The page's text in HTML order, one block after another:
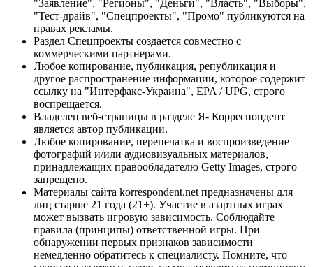
"Заявление", "Регионы", "Деньги", "Власть", "Выборы",
"Тест-драйв", "Спецпроекты", "Промо" публикуются на
правах рекламы.
Раздел Спецпроекты создается совместно с
коммерческими партнерами.
Любое копирование, публикация, републикация и
другое распространение информации, которое содержит
ссылку на "Интерфакс-Украина", EPA / UPG, строго
воспрещается.
Владелец веб-страницы в разделе Я- Корреспондент
является автор публикации.
Любое копирование, перепечатка и воспроизведение
фотографий и/или аудиовизуальных материалов,
принадлежащих правообладателю Getty Images, строго
запрещено.
Материалы сайта korrespondent.net предназначены для
лиц старше 21 года (21+). Участие в азартных играх
может вызвать игровую зависимость. Соблюдайте
правила (принципы) ответственной игры. При
обнаружении первых признаков зависимости
немедленно обратитесь к специалисту. Помните, что